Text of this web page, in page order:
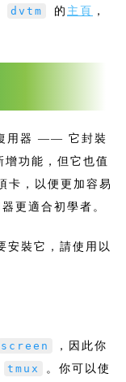
dvtm 的 主頁 ，
用器 —— 它封裝
增功能，但它也值
卡，以便更加容易
更適合初學者。
安裝它，請使用以
screen
，因此你
tmux
。你可以使